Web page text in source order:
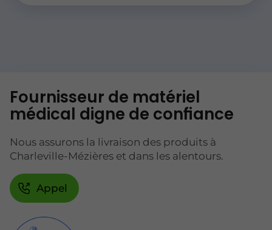
Fournisseur de matériel
médical digne de confiance
Nous assurons la livraison des produits à
Charleville-Mézières et dans les alentours.
Appel